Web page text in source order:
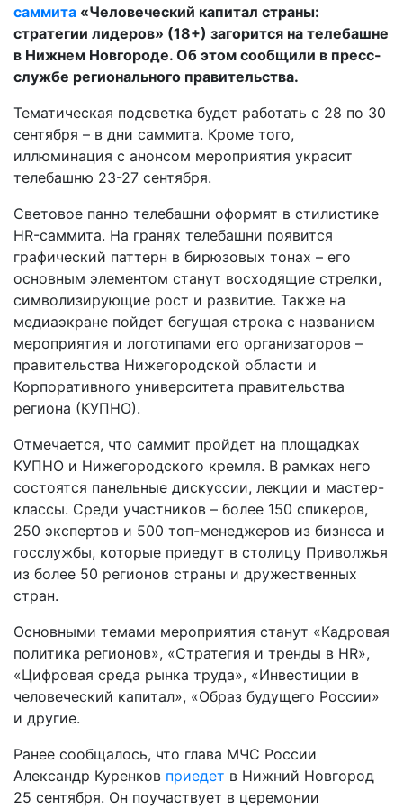
саммита «Человеческий капитал страны:
стратегии лидеров» (18+) загорится на телебашне
в Нижнем Новгороде. Об этом сообщили в пресс-
службе регионального правительства.
Тематическая подсветка будет работать с 28 по 30
сентября – в дни саммита. Кроме того,
иллюминация с анонсом мероприятия украсит
телебашню 23-27 сентября.
Световое панно телебашни оформят в стилистике
HR-саммита. На гранях телебашни появится
графический паттерн в бирюзовых тонах – его
основным элементом станут восходящие стрелки,
символизирующие рост и развитие. Также на
медиаэкране пойдет бегущая строка с названием
мероприятия и логотипами его организаторов –
правительства Нижегородской области и
Корпоративного университета правительства
региона (КУПНО).
Отмечается, что саммит пройдет на площадках
КУПНО и Нижегородского кремля. В рамках него
состоятся панельные дискуссии, лекции и мастер-
классы. Среди участников – более 150 спикеров,
250 экспертов и 500 топ-менеджеров из бизнеса и
госслужбы, которые приедут в столицу Приволжья
из более 50 регионов страны и дружественных
стран.
Основными темами мероприятия станут «Кадровая
политика регионов», «Стратегия и тренды в HR»,
«Цифровая среда рынка труда», «Инвестиции в
человеческий капитал», «Образ будущего России»
и другие.
Ранее сообщалось, что глава МЧС России
Александр Куренков приедет в Нижний Новгород
25 сентября. Он поучаствует в церемонии